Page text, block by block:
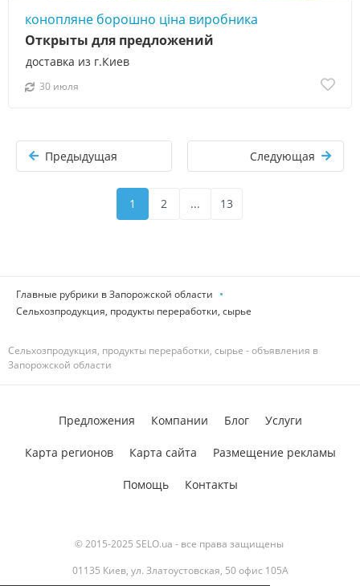
конопляне борошно ціна виробника
доставка из г.Киев
Открыты для предложений
30 июля
Предыдущая Следующая
1 2 ... 13
Главные рубрики в Запорожской области
Сельхозпродукция, продукты переработки, сырье
Сельхозпродукция, продукты переработки, сырье - объявления в
Запорожской области
© 2015-2025 SELO.ua - все права защищены
01135 Киев, ул. Златоустовская, 50 офис 105А
Предложения Компании Блог Услуги
Карта регионов Карта сайта Размещение рекламы
Помощь Контакты